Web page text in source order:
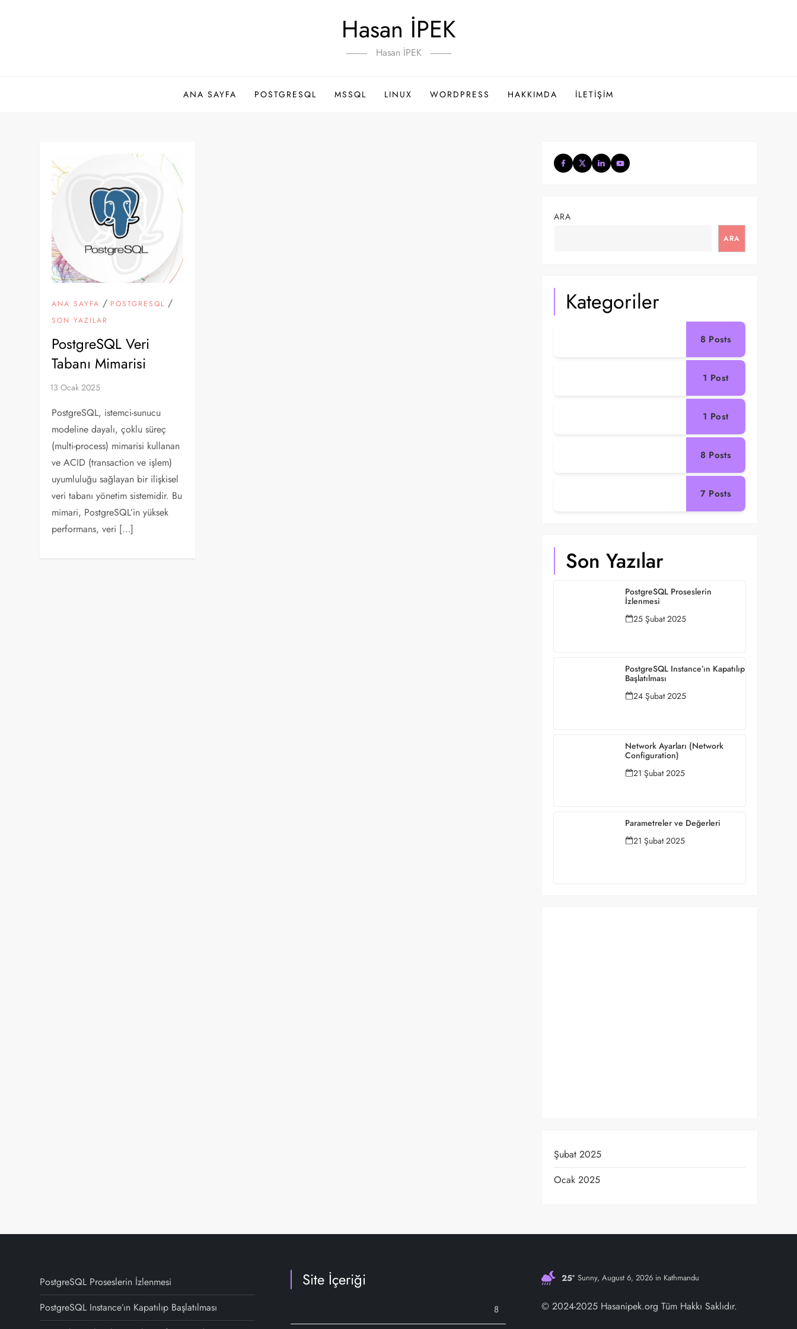
Hasan İPEK
Hasan İPEK
ANA SAYFA POSTGRESQL MSSQL LINUX WORDPRESS HAKKIMDA İLETIŞIM
ANA SAYFA / POSTGRESQL /
SON YAZILAR
PostgreSQL Veri
Tabanı Mimarisi
PostgreSQL, istemci-sunucu
modeline dayalı, çoklu süreç
(multi-process) mimarisi kullanan
ve ACID (transaction ve işlem)
uyumluluğu sağlayan bir ilişkisel
veri tabanı yönetim sistemidir. Bu
mimari, PostgreSQL’in yüksek
performans, veri […]
ARA
ARA
Kategoriler
8 Posts
1 Post
1 Post
8 Posts
7 Posts
Son Yazılar
PostgreSQL Proseslerin
İzlenmesi
25 Şubat 2025
PostgreSQL Instance’ın Kapatılıp
Başlatılması
24 Şubat 2025
Network Ayarları (Network
Configuration)
21 Şubat 2025
Parametreler ve Değerleri
21 Şubat 2025
Şubat 2025
Ocak 2025
PostgreSQL Proseslerin İzlenmesi
PostgreSQL Instance’ın Kapatılıp Başlatılması
Site İçeriği
8
25° Sunny, August 6, 2026 in Kathmandu
© 2024-2025 Hasanipek.org Tüm Hakkı Saklıdır.